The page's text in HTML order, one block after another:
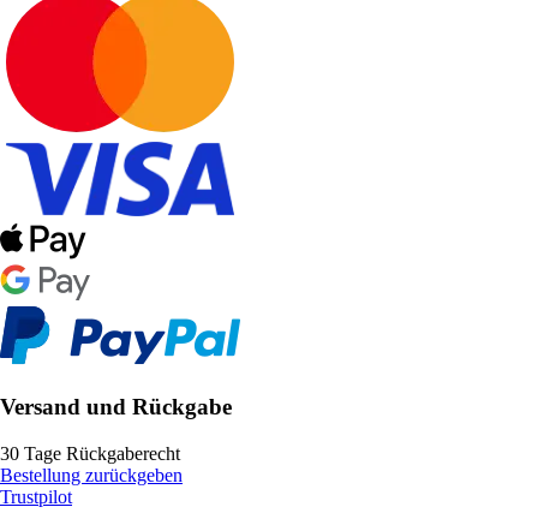
Versand und Rückgabe
30 Tage Rückgaberecht
Bestellung zurückgeben
Trustpilot